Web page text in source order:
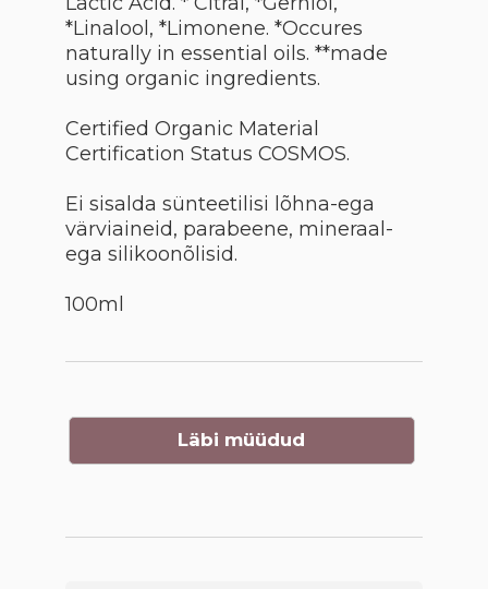
*Linalool, *Limonene. *Occures
naturally in essential oils. **made
using organic ingredients.
Certified Organic Material
Certification Status COSMOS.
Ei sisalda sünteetilisi lõhna-ega
värviaineid, parabeene, mineraal-
ega silikoonõlisid.
100ml
Läbi müüdud